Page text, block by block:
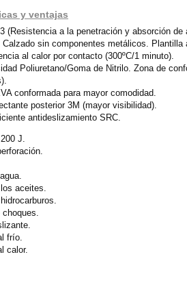
y ventajas
(Resistencia a la penetración y absorción de
sin componentes metálicos.
al calor por contacto (300ºC/1 minuto).
Poliuretano/Goma de Nitrilo. Zona de
conformada para mayor comodidad.
posterior 3M (mayor visibilidad).
antideslizamiento SRC.
J.
aceites.
frío.
calor.